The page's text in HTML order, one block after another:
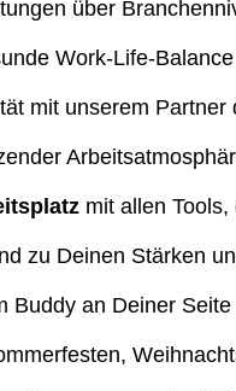
über
Work-Life-Balance
mit unserem Partner
mit allen
zu Deinen Stärken
Buddy an Deiner Seite